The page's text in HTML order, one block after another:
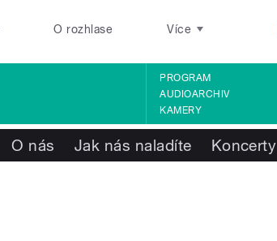
O rozhlase Více
PROGRAM
AUDIOARCHIV
KAMERY
O nás Jak nás naladíte Koncerty